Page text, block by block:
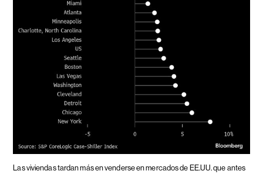
Las viviendas tardan más en venderse en mercados de EE.UU. que antes